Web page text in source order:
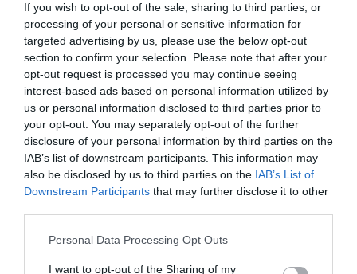
If you wish to opt-out of the sale, sharing to third parties, or
processing of your personal or sensitive information for
targeted advertising by us, please use the below opt-out
section to confirm your selection. Please note that after your
opt-out request is processed you may continue seeing
interest-based ads based on personal information utilized by
us or personal information disclosed to third parties prior to
your opt-out. You may separately opt-out of the further
disclosure of your personal information by third parties on the
IAB’s list of downstream participants. This information may
also be disclosed by us to third parties on the IAB’s List of
Downstream Participants that may further disclose it to other
Please note that this website/app uses one or more Google
not limited to your visit or usage behaviour. You may click to
Personal Data Processing Opt Outs
I want to opt-out of the Sharing of my
Dok se prvi sloj peče, pripremite sir. Naribajte ga ili usitnite,
zavisno od vrste koju koristite. Izvadite pleh iz pećnice i preko